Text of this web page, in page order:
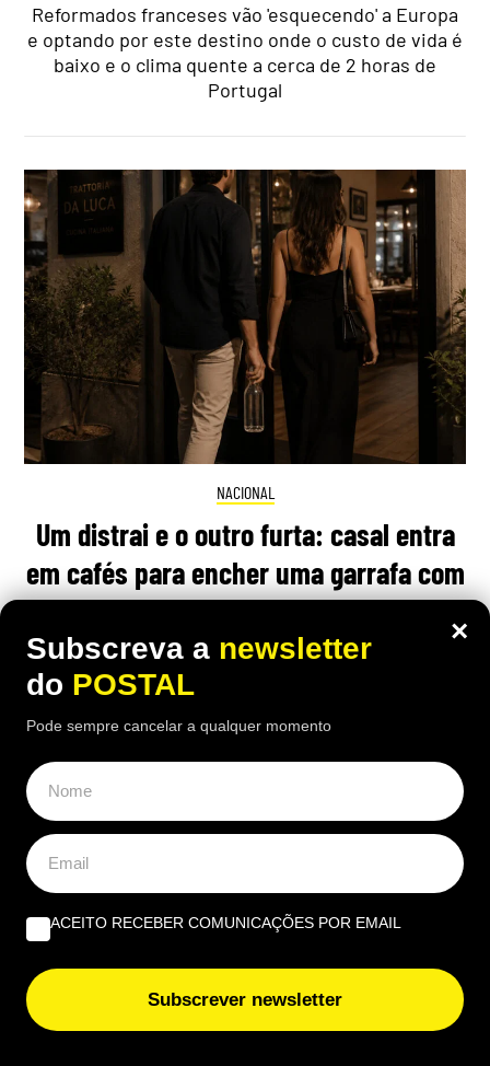
Reformados franceses vão 'esquecendo' a Europa
e optando por este destino onde o custo de vida é
baixo e o clima quente a cerca de 2 horas de
Portugal
NACIONAL
Um distrai e o outro furta: casal entra
em cafés para encher uma garrafa com
água da torneira e foge com a caixa das
gorjetas
08:50 10 Agosto, 2026
Vários cafés terão sido alvo do mesmo método,
com uma mulher e um homem a usarem uma
garrafa de água como pretexto para furtar objetos
churrascos em casa? Saiba quais as situações e como
evitar problemas
×
Subscreva a newsletter
do POSTAL
Pode sempre cancelar a qualquer momento
ACEITO RECEBER COMUNICAÇÕES POR EMAIL
Subscrever newsletter